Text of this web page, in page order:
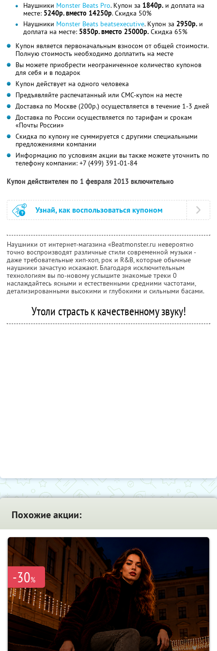
Наушники Monster Beats Pro. Купон за 1840р. и доплата на
месте: 5240р. вместо 14250р. Скидка 50%
Наушники Monster Beats beatsexecutive. Купон за 2950р. и
доплата на месте: 5850р. вместо 25000р. Скидка 65%
Купон является первоначальным взносом от общей стоимости.
Полную стоимость необходимо доплатить на месте
Вы можете приобрести неограниченное количество купонов
для себя и в подарок
Купон действует на одного человека
Предъявляйте распечатанный или СМС-купон на месте
Доставка по Москве (200р.) осуществляется в течение 1-3 дней
Доставка по России осуществляется по тарифам и срокам
«Почты России»
Скидка по купону не суммируется с другими специальными
предложениями компании
Информацию по условиям акции вы также можете уточнить по
телефону компании: +7 (499) 391-01-84
Купон действителен по 1 февраля 2013 включительно
Узнай, как воспользоваться купоном
Наушники от интернет-магазина «Beatmonster.ru невероятно
точно воспроизводят различные стили современной музыки -
даже требовательные хип-хоп, рок и R&B, которые обычные
наушники зачастую искажают. Благодаря исключительным
технологиям вы по-новому услышите знакомые треки 0
наслаждайтесь ясными и естественными средними частотами,
детализированными высокими и глубокими и сильными басами.
Утоли страсть к качественному звуку!
Похожие акции:
-30%